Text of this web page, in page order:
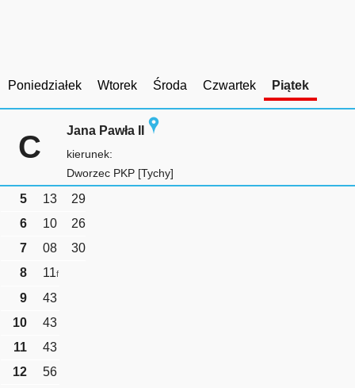
Poniedziałek Wtorek Środa Czwartek Piątek
C Jana Pawła II
kierunek:
Dworzec PKP [Tychy]
5 13
29
6
10
26
7
08
30
8
11f
9
43
10
43
11
43
12
56